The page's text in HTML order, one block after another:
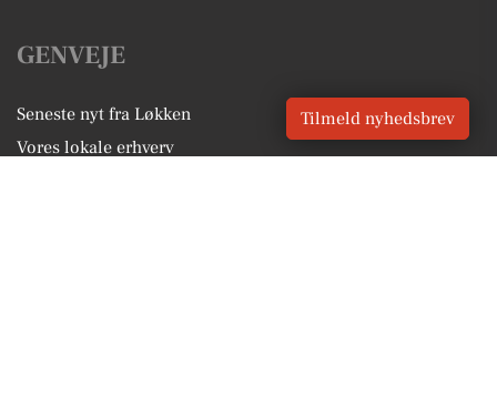
GENVEJE
Seneste nyt fra Løkken
Vores lokale erhverv
Tilmeld nyhedsbrev